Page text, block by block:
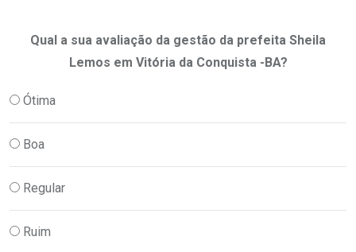
Qual a sua avaliação da gestão da prefeita Sheila
Lemos em Vitória da Conquista -BA?
Ótima
Boa
Regular
Ruim